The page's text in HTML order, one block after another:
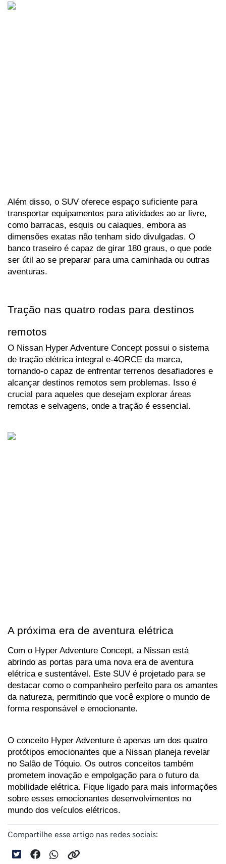
Além disso, o SUV oferece espaço suficiente para
transportar equipamentos para atividades ao ar livre,
como barracas, esquis ou caiaques, embora as
dimensões exatas não tenham sido divulgadas. O
banco traseiro é capaz de girar 180 graus, o que pode
ser útil ao se preparar para uma caminhada ou outras
aventuras.
Tração nas quatro rodas para destinos
remotos
O Nissan Hyper Adventure Concept possui o sistema
de tração elétrica integral e-4ORCE da marca,
tornando-o capaz de enfrentar terrenos desafiadores e
alcançar destinos remotos sem problemas. Isso é
crucial para aqueles que desejam explorar áreas
remotas e selvagens, onde a tração é essencial.
A próxima era de aventura elétrica
Com o Hyper Adventure Concept, a Nissan está
abrindo as portas para uma nova era de aventura
elétrica e sustentável. Este SUV é projetado para se
destacar como o companheiro perfeito para os amantes
da natureza, permitindo que você explore o mundo de
forma responsável e emocionante.
O conceito Hyper Adventure é apenas um dos quatro
protótipos emocionantes que a Nissan planeja revelar
no Salão de Tóquio. Os outros conceitos também
prometem inovação e empolgação para o futuro da
mobilidade elétrica. Fique ligado para mais informações
sobre esses emocionantes desenvolvimentos no
mundo dos veículos elétricos.
Compartilhe esse artigo nas redes sociais: